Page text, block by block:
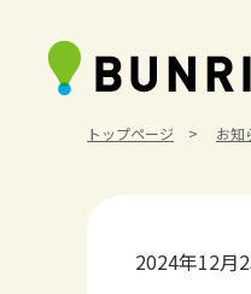
トップページ お知
2024年12月